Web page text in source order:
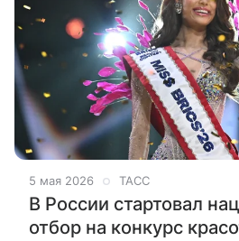
5 мая 2026 ТАСС
В России стартовал
отбор на конкурс